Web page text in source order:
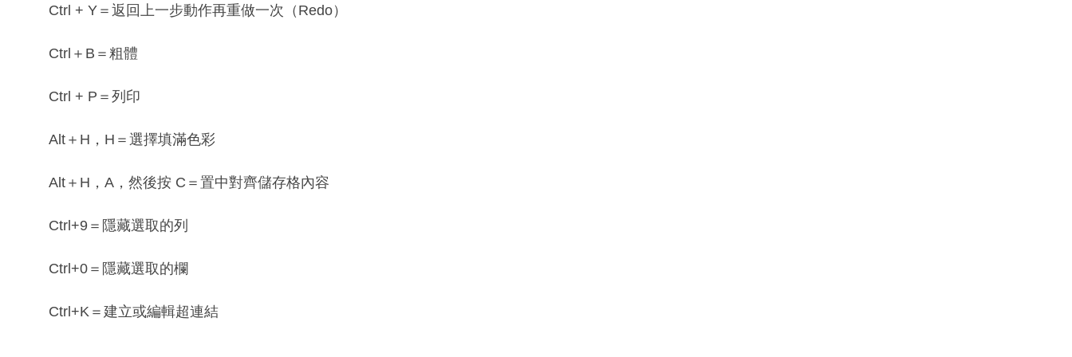
Ctrl + Y＝返回上一步動作再重做一次（Redo）
Ctrl＋B＝粗體
Ctrl + P＝列印
Alt＋H，H＝選擇填滿色彩
Alt＋H，A，然後按 C＝置中對齊儲存格內容
Ctrl+9＝隱藏選取的列
Ctrl+0＝隱藏選取的欄
Ctrl+K＝建立或編輯超連結